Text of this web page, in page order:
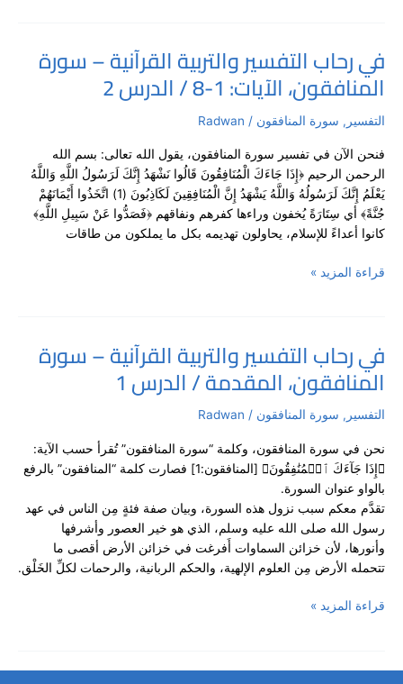
في رحاب التفسير والتربية القرآنية – سورة
المنافقون، الآيات: 1-8 / الدرس 2
التفسير , سورة المنافقون /
Radwan
فنحن الآن في تفسير سورة المنافقون، يقول الله تعالى: بسم الله
الرحمن الرحيم ﴿إِذَا جَاءَكَ الْمُنَافِقُونَ قَالُوا نَشْهَدُ إِنَّكَ لَرَسُولُ اللَّهِ وَاللَّهُ
يَعْلَمُ إِنَّكَ لَرَسُولُهُ وَاللَّهُ يَشْهَدُ إِنَّ الْمُنَافِقِينَ لَكَاذِبُونَ (1) اتَّخَذُوا أَيْمَانَهُمْ
جُنَّةً﴾ أي سِتَارَةً يُخفون وراءها كفرهم ونفاقهم ﴿فَصَدُّوا عَنْ سَبِيلِ اللَّهِ﴾
كانوا أعداءً للإسلام، يحاولون تهديمه بكل ما يملكون من طاقات
في
رحاب
التفسير
والتربية
–
سورة
المنافقون،
الآيات:
1-
/قراءة المزيد »
في رحاب التفسير والتربية القرآنية – سورة
المنافقون، المقدمة / الدرس 1
التفسير , سورة المنافقون /
Radwan
نحن في سورة المنافقون، وكلمة “سورة المنافقون” تُقرأ حسب الآية:
﴿إِذَا جَآءَكَ ٱلۡمُنَٰفِقُونَ﴾ [المنافقون:1] فصارت كلمة “المنافقون” بالرفع
بالواو عنوان السورة.
تقدَّم معكم سبب نزول هذه السورة، وبيان صفة فئةٍ مِن الناس في عهد
رسول الله صلى الله عليه وسلم، الذي هو خير العصور وأشرفها
وأنورها، لأن خزائن السماوات أَفرغت في خزائن الأرض أقصى ما
تتحمله الأرض مِن العلوم الإلهية، والحكم الربانية، والرحمات لكلِّ الخَلْق.
في
رحاب
التفسير
والتربية
–
سورة
المنافقون،
المقدمة
/
الدرس
1
قراءة المزيد »